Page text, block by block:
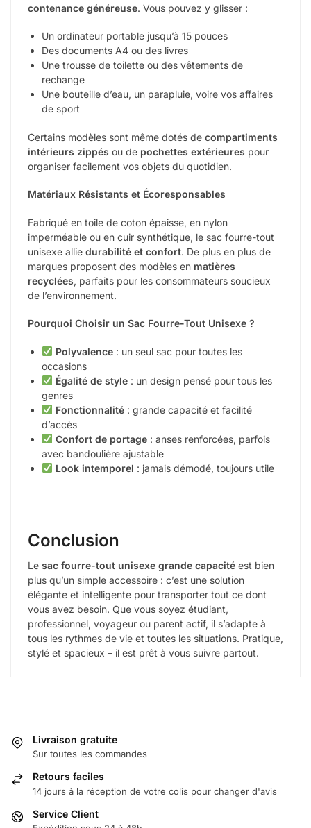
contenance généreuse. Vous pouvez y glisser :
Un ordinateur portable jusqu’à 15 pouces
Des documents A4 ou des livres
Une trousse de toilette ou des vêtements de
rechange
Une bouteille d’eau, un parapluie, voire vos affaires
de sport
Certains modèles sont même dotés de compartiments
intérieurs zippés ou de pochettes extérieures pour
organiser facilement vos objets du quotidien.
Matériaux Résistants et Écoresponsables
Fabriqué en toile de coton épaisse, en nylon
imperméable ou en cuir synthétique, le sac fourre-tout
unisexe allie durabilité et confort. De plus en plus de
marques proposent des modèles en matières
recyclées, parfaits pour les consommateurs soucieux
de l’environnement.
Pourquoi Choisir un Sac Fourre-Tout Unisexe ?
Polyvalence: un seul sac pour toutes les
occasions
Égalité de style: un design pensé pour tous les
genres
Fonctionnalité: grande capacité et facilité
d’accès
Confort de portage: anses renforcées, parfois
avec bandoulière ajustable
Look intemporel : jamais démodé, toujours utile
Conclusion
Le sac fourre-tout unisexe grande capacité est bien
plus qu’un simple accessoire : c’est une solution
élégante et intelligente pour transporter tout ce dont
vous avez besoin. Que vous soyez étudiant,
professionnel, voyageur ou parent actif, il s’adapte à
tous les rythmes de vie et toutes les situations. Pratique,
stylé et spacieux – il est prêt à vous suivre partout.
Livraison gratuite
Sur toutes les commandes
Retours faciles
14 jours à la réception de votre colis pour changer d'avis
Service Client